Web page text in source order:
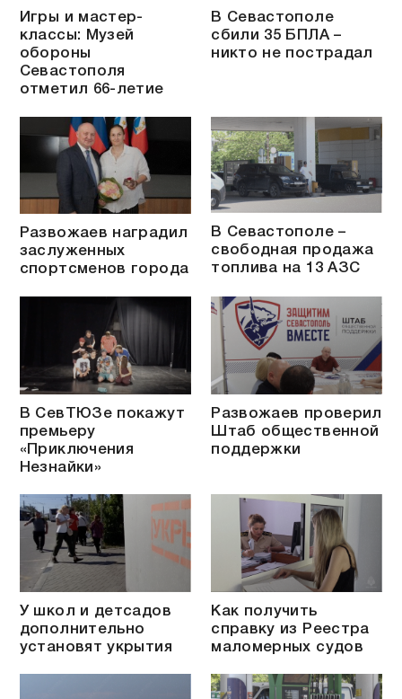
Игры и мастер-
классы: Музей
обороны
Севастополя
отметил 66-летие
В Севастополе
сбили 35 БПЛА –
никто не пострадал
Развожаев наградил
заслуженных
спортсменов города
В Севастополе –
свободная продажа
топлива на 13 АЗС
В СевТЮЗе покажут
премьеру
«Приключения
Незнайки»
Развожаев проверил
Штаб общественной
поддержки
У школ и детсадов
дополнительно
установят укрытия
Как получить
справку из Реестра
маломерных судов